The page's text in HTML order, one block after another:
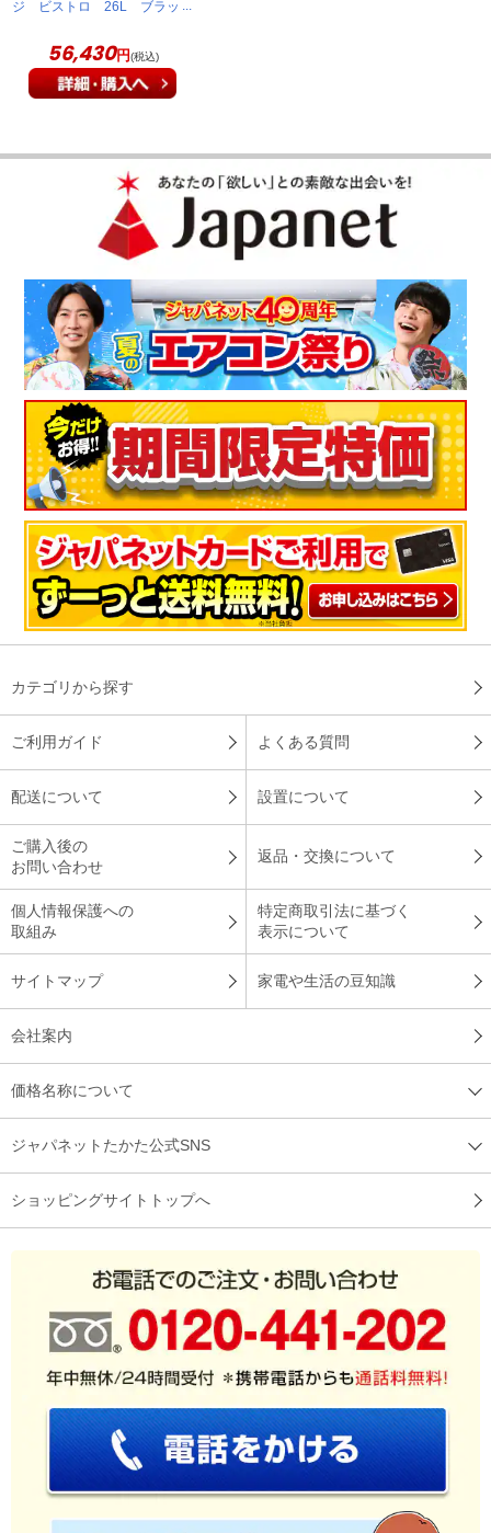
ジ ビストロ 26L ブラッ
56,430円(税込)
カテゴリから探す
ご利用ガイド よくある質問
配送について 設置について
ご購入後の
お問い合わせ
返品・交換について
個人情報保護への
取組み
特定商取引法に基づく
表示について
サイトマップ 家電や生活の豆知識
会社案内
価格名称について
ジャパネットたかた公式SNS
ショッピングサイトトップへ